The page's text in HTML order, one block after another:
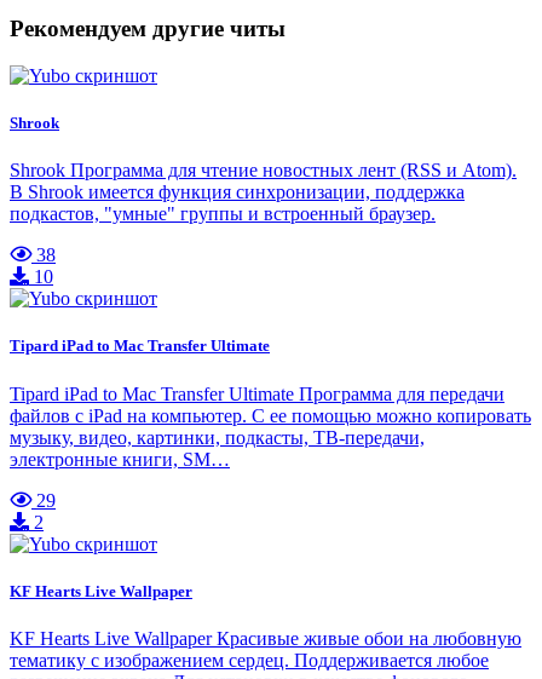
Рекомендуем другие читы
Shrook
Shrook Программа для чтение новостных лент (RSS и Atom).
В Shrook имеется функция синхронизации, поддержка
подкастов, "умные" группы и встроенный браузер.
38
10
Tipard iPad to Mac Transfer Ultimate
Tipard iPad to Mac Transfer Ultimate Программа для передачи
файлов с iPad на компьютер. С ее помощью можно копировать
музыку, видео, картинки, подкасты, ТВ-передачи,
электронные книги, SM…
29
2
KF Hearts Live Wallpaper
KF Hearts Live Wallpaper Красивые живые обои на любовную
тематику с изображением сердец. Поддерживается любое